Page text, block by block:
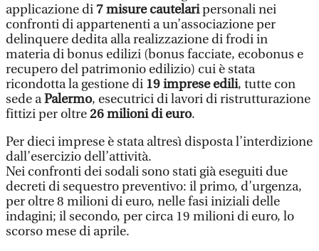
applicazione di7 misure cautelaripersonali nei
confronti di appartenenti a un’associazione per
delinquere dedita alla realizzazione di frodi in
materia di bonus edilizi (bonus facciate, ecobonus e
recupero del patrimonio edilizio) cui è stata
ricondotta la gestione di 19 imprese edili, tutte con
sede aPalermo, esecutrici di lavori di ristrutturazione
fittizi per oltre26 milioni di euro.
Per dieci imprese è stata altresì disposta l’interdizione
dall’esercizio dell’attività.
Nei confronti dei sodali sono stati già eseguiti due
decreti di sequestro preventivo: il primo, d’urgenza,
per oltre 8 milioni di euro, nelle fasi iniziali delle
indagini; il secondo, per circa 19 milioni di euro, lo
scorso mese di aprile.